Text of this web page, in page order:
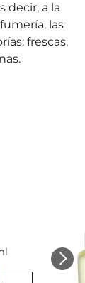
decir, a la
las
frescas,